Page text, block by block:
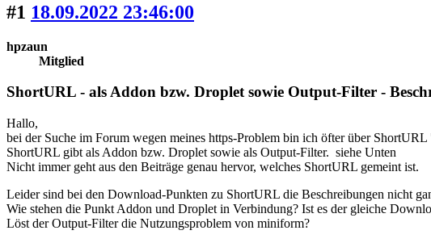
#1 18.09.2022 23:46:00
hpzaun
Mitglied
ShortURL - als Addon bzw. Droplet sowie Output-Filter -
Hallo,
bei der Suche im Forum wegen meines https-Problem bin ich öfter über
ShortURL gibt als Addon bzw. Droplet sowie als Output-Filter. siehe Unten
Nicht immer geht aus den Beiträge genau hervor, welches ShortURL gemeint ist.
Leider sind bei den Download-Punkten zu ShortURL die Beschreibungen nicht
Wie stehen die Punkt Addon und Droplet in Verbindung? Ist es der gleiche
Löst der Output-Filter die Nutzungsproblem von miniform?